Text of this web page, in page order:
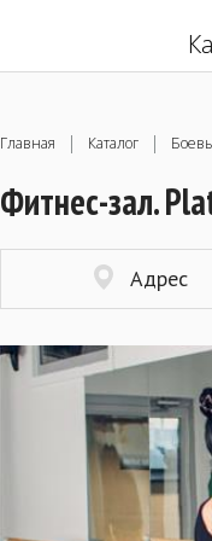
Главная Каталог
Фитнес-зал.
Адрес